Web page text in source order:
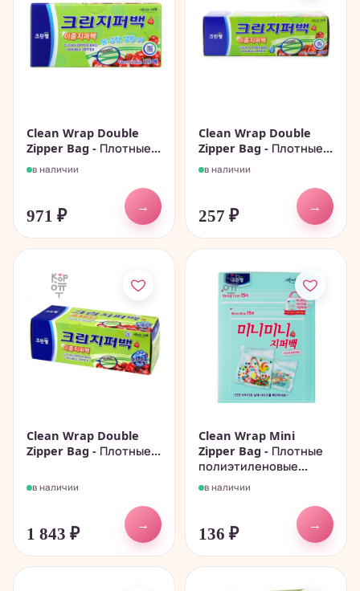
Clean Wrap Double
Zipper Bag - Плотные...
в наличии
971 ₽
→
Clean Wrap Double
Zipper Bag - Плотные...
в наличии
257 ₽
→
Clean Wrap Double
Zipper Bag - Плотные...
в наличии
1 843 ₽
→
Clean Wrap Mini
Zipper Bag - Плотные
полиэтиленовые...
в наличии
136 ₽
→